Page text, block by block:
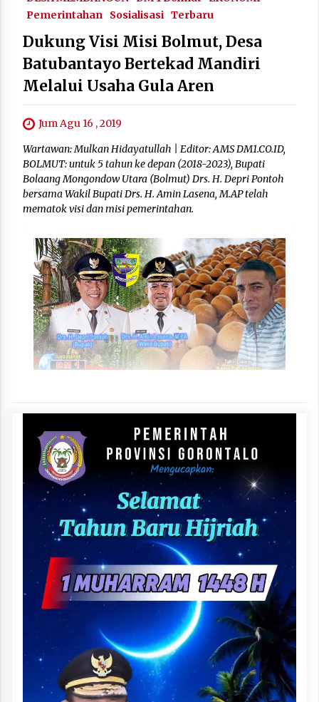
Pemerintahan
Sosialisasi Terbaru
Dukung Visi Misi Bolmut, Desa
Batubantayo Bertekad Mandiri
Melalui Usaha Gula Aren
Jum Agu 16 , 2019
Wartawan: Mulkan Hidayatullah | Editor: AMS DM1.CO.ID,
BOLMUT: untuk 5 tahun ke depan (2018-2023), Bupati
Bolaang Mongondow Utara (Bolmut) Drs. H. Depri Pontoh
bersama Wakil Bupati Drs. H. Amin Lasena, M.AP telah
mematok visi dan misi pemerintahan.